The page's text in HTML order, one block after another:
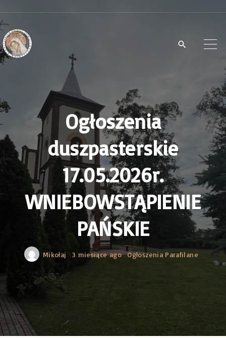
k
p
c
o
t
Ogłoszenia
duszpasterskie
17.05.2026r.
WNIEBOWSTĄPIENIE
PAŃSKIE
Mikołaj 3 miesiące ago Ogłoszenia Parafilane